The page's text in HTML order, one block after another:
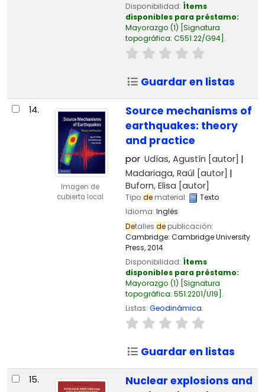
Disponibilidad: Ítems
disponibles para préstamo:
Mayorazgo (1) Signatura
topográfica: C551.22/G94 .
Guardar en listas
14.
Imagen de
cubierta local
Source mechanisms of
earthquakes: theory
and practice
por Udías, Agustín [autor]
Madariaga, Raúl [autor]
Buforn, Elisa [autor]
Tipo dematerial:
Texto
Idioma: Inglés
Detalles depublicación:
Cambridge: Cambridge University
Press,2014
Disponibilidad: Ítems
disponibles para préstamo:
Mayorazgo (1) Signatura
topográfica: 551.2201/U19 .
Listas: Geodinámica.
Guardar en listas
15.
Nuclear explosions and